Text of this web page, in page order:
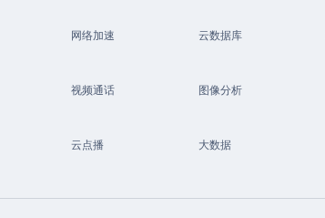
网络加速 云数据库
视频通话 图像分析
云点播 大数据